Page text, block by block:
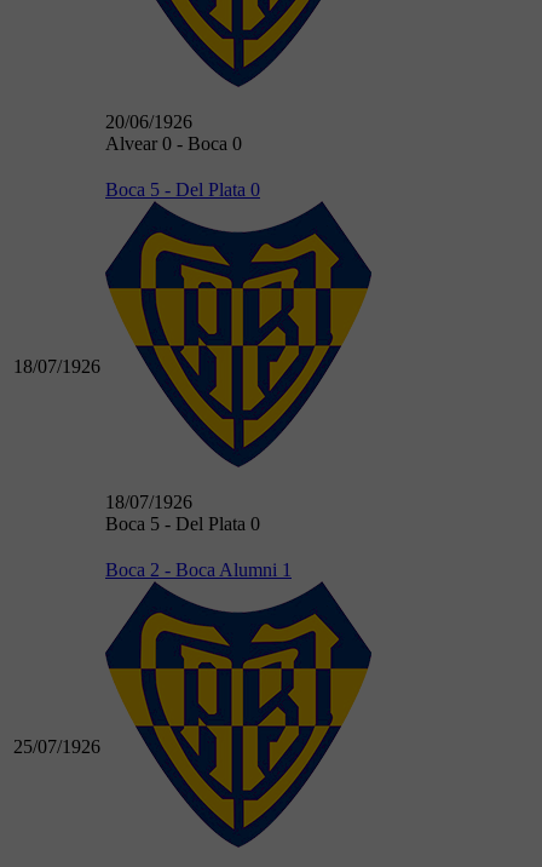
20/06/1926
Alvear 0 - Boca 0
18/07/1926
Boca 5 - Del Plata 0
18/07/1926
Boca 5 - Del Plata 0
25/07/1926
Boca 2 - Boca Alumni 1